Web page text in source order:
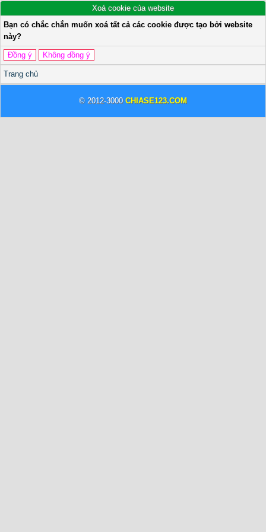
Xoá cookie của website
Bạn có chắc chắn muốn xoá tất cả các cookie được tạo bởi website
này?
Trang chủ
© 2012-3000 CHIASE123.COM